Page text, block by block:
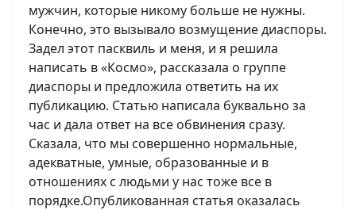
мужчин, которые никому больше не нужны.
Конечно, это вызывало возмущение диаспоры.
Задел этот пасквиль и меня, и я решила
написать в «Космо», рассказала о группе
диаспоры и предложила ответить на их
публикацию. Статью написала буквально за
час и дала ответ на все обвинения сразу.
Сказала, что мы совершенно нормальные,
адекватные, умные, образованные и в
отношениях с людьми у нас тоже все в
порядке.Опубликованная статья оказалась